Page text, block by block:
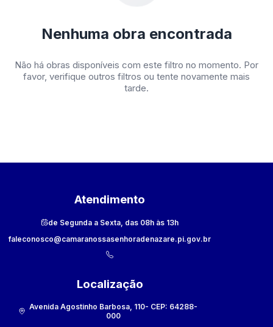
Nenhuma obra encontrada
Não há obras disponíveis com este filtro no momento. Por
favor, verifique outros filtros ou tente novamente mais
tarde.
Atendimento
de Segunda a Sexta, das 08h às 13h
faleconosco@camaranossasenhoradenazare.pi.gov.br
Localização
Avenida Agostinho Barbosa, 110- CEP: 64288-
000